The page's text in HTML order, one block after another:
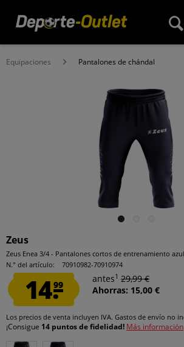
Equipaciones Pantalones de chándal
Zeus
Zeus Enea 3/4 - Pantalones cortos de entrenamiento
N.° del artículo:
70910982-70910974
14.99
antes1 29,99 €
Ahorras: 15,00 €
Los precios de venta incluyen IVA. Gastos de envío no
¡Consigue 14 puntos de fidelidad! Más información